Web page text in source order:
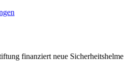
finanziert neue Sicherheitshelme